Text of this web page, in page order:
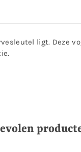
ligt. Deze